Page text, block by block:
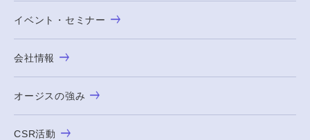
イベント・セミナー
会社情報
オージスの強み
CSR活動